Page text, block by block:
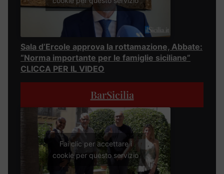
Sala d’Ercole approva la rottamazione, Abbate:
“Norma importante per le famiglie siciliane”
CLICCA PER IL VIDEO
BarSicilia
Fai clic per accettare i
cookie per questo servizio